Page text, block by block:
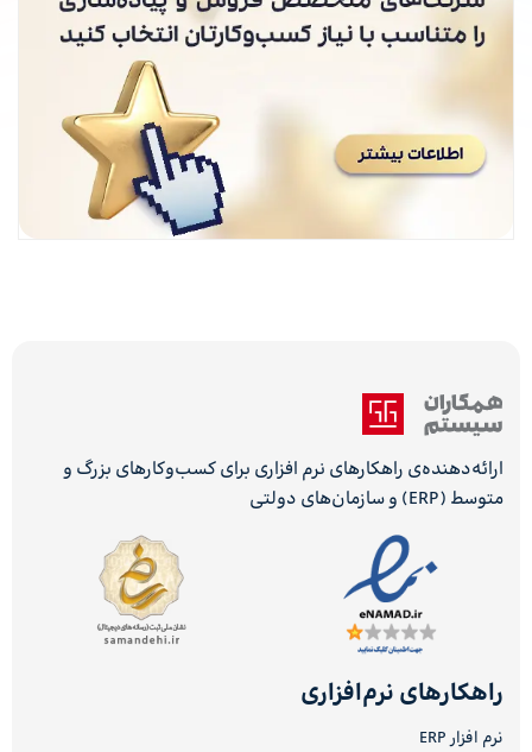
ارائه‌دهنده‌ی راهکارهای نرم افزاری برای کسب‌وکارهای بزرگ و
متوسط (ERP) و سازمان‌های دولتی
راهکارهای نرم‌افزاری
نرم افزار ERP